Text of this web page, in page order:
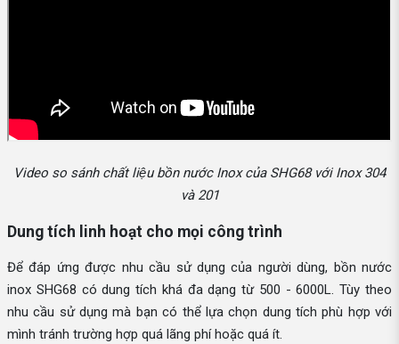
Video so sánh chất liệu bồn nước Inox của SHG68 với Inox 304
và 201
Dung tích linh hoạt cho mọi công trình
Để đáp ứng được nhu cầu sử dụng của người dùng, bồn nước
inox SHG68 có dung tích khá đa dạng từ 500 - 6000L. Tùy theo
nhu cầu sử dụng mà bạn có thể lựa chọn dung tích phù hợp với
mình tránh trường hợp quá lãng phí hoặc quá ít.